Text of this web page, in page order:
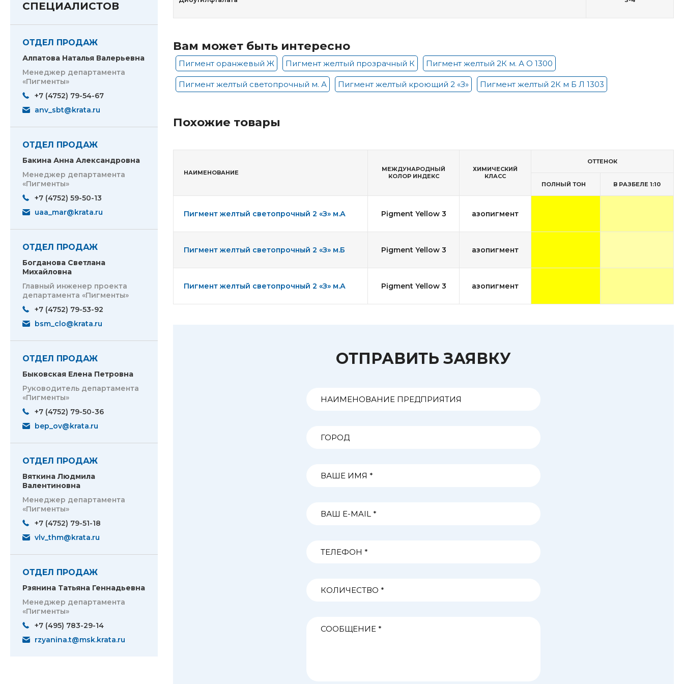
СПЕЦИАЛИСТОВ
ОТДЕЛ ПРОДАЖ
Алпатова Наталья Валерьевна
Менеджер департамента
«Пигменты»
+7 (4752) 79-54-67
anv_sbt@krata.ru
ОТДЕЛ ПРОДАЖ
Бакина Анна Александровна
Менеджер департамента
«Пигменты»
+7 (4752) 59-50-13
uaa_mar@krata.ru
ОТДЕЛ ПРОДАЖ
Богданова Светлана
Михайловна
Главный инженер проекта
департамента «Пигменты»
+7 (4752) 79-53-92
bsm_clo@krata.ru
ОТДЕЛ ПРОДАЖ
Быковская Елена Петровна
Руководитель департамента
«Пигменты»
+7 (4752) 79-50-36
bep_ov@krata.ru
ОТДЕЛ ПРОДАЖ
Вяткина Людмила
Валентиновна
Менеджер департамента
«Пигменты»
+7 (4752) 79-51-18
vlv_thm@krata.ru
ОТДЕЛ ПРОДАЖ
Рзянина Татьяна Геннадьевна
Менеджер департамента
«Пигменты»
+7 (495) 783-29-14
rzyanina.t@msk.krata.ru
Вам может быть интересно
Пигмент оранжевый Ж Пигмент желтый прозрачный К Пигмент желтый 2К м. А О 1300
Пигмент желтый светопрочный м. А Пигмент желтый кроющий 2 «З» Пигмент желтый 2К м Б Л 1303
Похожие товары
НАИМЕНОВАНИЕ
МЕЖДУНАРОДНЫЙ
КОЛОР ИНДЕКС
ХИМИЧЕСКИЙ
КЛАСС
ОТТЕНОК
ПОЛНЫЙ ТОН В РАЗБЕЛЕ 1:10
Пигмент желтый светопрочный 2 «З» м.А Pigment Yellow 3 азопигмент
Пигмент желтый светопрочный 2 «З» м.Б Pigment Yellow 3 азопигмент
Пигмент желтый светопрочный 2 «З» м.А Pigment Yellow 3 азопигмент
ОТПРАВИТЬ ЗАЯВКУ